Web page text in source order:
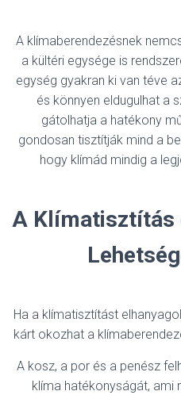
A klímaberendezésnek
a kültéri egysége is
egység gyakran ki van téve
és könnyen eldugulhat a
gátolhatja a hatékony
gondosan tisztítják mind a
hogy klímád mindig a
A Klímatisztítás
Ha a klímatisztítást
kárt okozhat a
A kosz, a por és a penész
klíma hatékonyságát, ami